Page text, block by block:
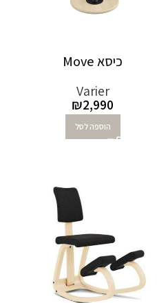
כיסא Move
Varier
₪2,990
הוספה לסל